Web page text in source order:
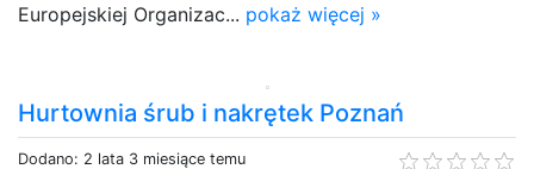
Europejskiej Organizac... pokaż więcej »
Hurtownia śrub i nakrętek Poznań
Dodano: 2 lata 3 miesiące temu